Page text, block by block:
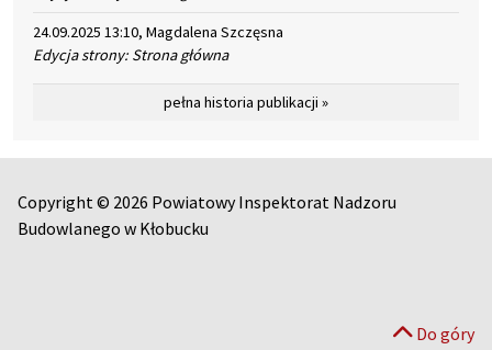
24.09.2025 13:10, Magdalena Szczęsna
Edycja strony: Strona główna
pełna historia publikacji »
Copyright © 2026 Powiatowy Inspektorat Nadzoru
Budowlanego w Kłobucku
Do góry